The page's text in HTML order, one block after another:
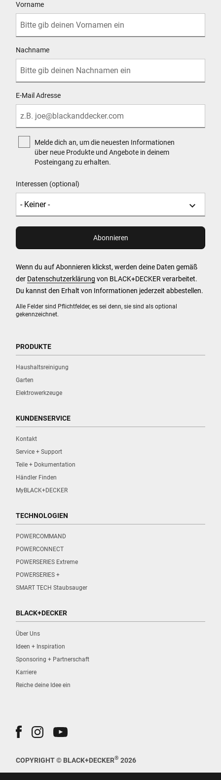
Alle Felder sind Pflichtfelder, es sei denn, sie sind als optional
gekennzeichnet.
Vorname
Nachname
E-Mail Adresse
Melde dich an, um die neuesten Informationen
über neue Produkte und Angebote in deinem
Posteingang zu erhalten.
Interessen (optional)
Wenn du auf Abonnieren klickst, werden deine Daten gemäß
der Datenschutzerklärung von BLACK+DECKER verarbeitet.
Du kannst den Erhalt von Informationen jederzeit abbestellen.
PRODUKTE
Haushaltsreinigung
Garten
Elektrowerkzeuge
KUNDENSERVICE
Kontakt
Service + Support
Teile + Dokumentation
Händler Finden
MyBLACK+DECKER
TECHNOLOGIEN
POWERCOMMAND
POWERCONNECT
POWERSERIES Extreme
POWERSERIES +
SMART TECH Staubsauger
BLACK+DECKER
Über Uns
Ideen + Inspiration
Sponsoring + Partnerschaft
Karriere
Reiche deine Idee ein
COPYRIGHT © BLACK+DECKER® 2026